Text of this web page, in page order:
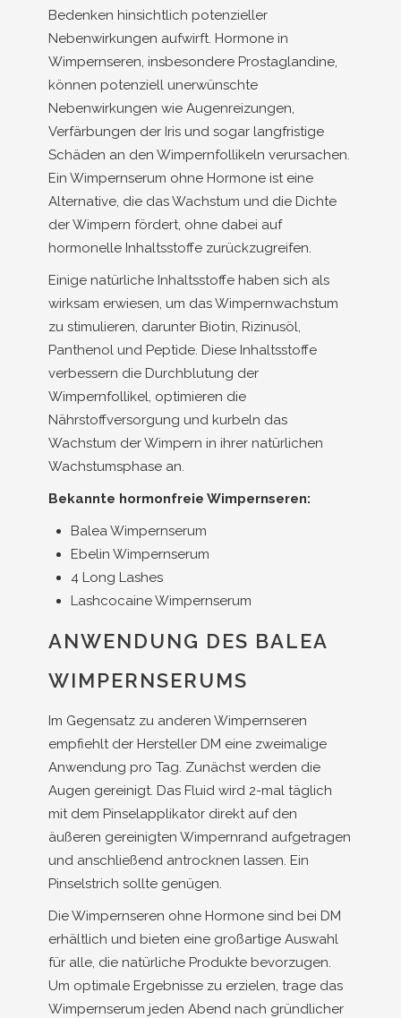
Bedenken hinsichtlich potenzieller
Nebenwirkungen aufwirft. Hormone in
Wimpernseren, insbesondere Prostaglandine,
können potenziell unerwünschte
Nebenwirkungen wie Augenreizungen,
Verfärbungen der Iris und sogar langfristige
Schäden an den Wimpernfollikeln verursachen.
Ein Wimpernserum ohne Hormone ist eine
Alternative, die das Wachstum und die Dichte
der Wimpern fördert, ohne dabei auf
hormonelle Inhaltsstoffe zurückzugreifen.
Einige natürliche Inhaltsstoffe haben sich als
wirksam erwiesen, um das Wimpernwachstum
zu stimulieren, darunter Biotin, Rizinusöl,
Panthenol und Peptide. Diese Inhaltsstoffe
verbessern die Durchblutung der
Wimpernfollikel, optimieren die
Nährstoffversorgung und kurbeln das
Wachstum der Wimpern in ihrer natürlichen
Wachstumsphase an.
Bekannte hormonfreie Wimpernseren:
Balea Wimpernserum
Ebelin Wimpernserum
4 Long Lashes
Lashcocaine Wimpernserum
ANWENDUNG DES BALEA
WIMPERNSERUMS
Im Gegensatz zu anderen Wimpernseren
empfiehlt der Hersteller DM eine zweimalige
Anwendung pro Tag. Zunächst werden die
Augen gereinigt. Das Fluid wird 2-mal täglich
mit dem Pinselapplikator direkt auf den
äußeren gereinigten Wimpernrand aufgetragen
und anschließend antrocknen lassen. Ein
Pinselstrich sollte genügen.
Die Wimpernseren ohne Hormone sind bei DM
erhältlich und bieten eine großartige Auswahl
für alle, die natürliche Produkte bevorzugen.
Um optimale Ergebnisse zu erzielen, trage das
Wimpernserum jeden Abend nach gründlicher